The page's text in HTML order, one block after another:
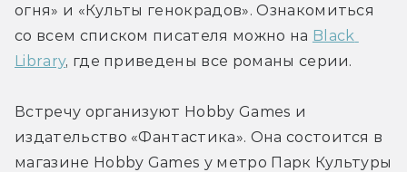
огня» и «Культы генокрадов». Ознакомиться
со всем списком писателя можно на Black
Library, где приведены все романы серии.
Встречу организуют Hobby Games и
издательство «Фантастика». Она состоится в
магазине Hobby Games у метро Парк Культуры